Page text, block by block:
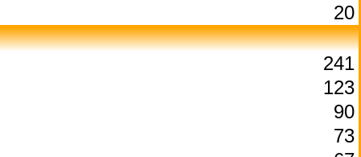
20
241
123
90
73